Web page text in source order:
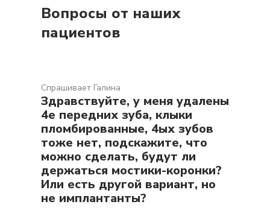
Вопросы от наших
пациентов
Спрашивает Галина
Здравствуйте, у меня удалены
4е передних зуба, клыки
пломбированные, 4ых зубов
тоже нет, подскажите, что
можно сделать, будут ли
держаться мостики-коронки?
Или есть другой вариант, но
не имплантанты?